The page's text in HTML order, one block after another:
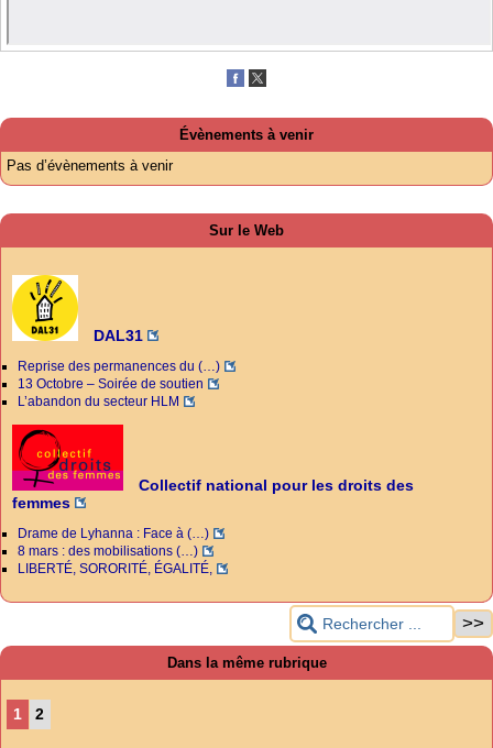
Évènements à venir
Pas d’évènements à venir
Sur le Web
DAL31
Reprise des permanences du (…)
13 Octobre – Soirée de soutien
L’abandon du secteur HLM
Collectif national pour les droits des
femmes
Drame de Lyhanna : Face à (…)
8 mars : des mobilisations (…)
LIBERTÉ, SORORITÉ, ÉGALITÉ,
Dans la même rubrique
1 2